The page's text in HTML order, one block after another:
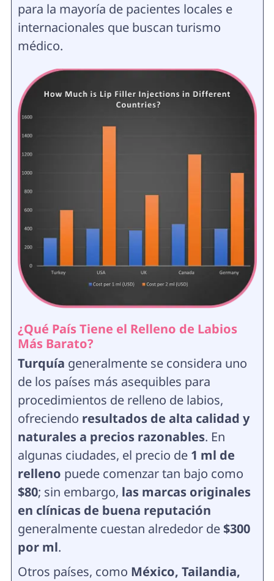
para la mayoría de pacientes locales e
internacionales que buscan turismo
médico.
¿Qué País Tiene el Relleno de Labios
Más Barato?
Turquía generalmente se considera uno
de los países más asequibles para
procedimientos de relleno de labios,
ofreciendo resultados de alta calidad y
naturales a precios razonables. En
algunas ciudades, el precio de 1 ml de
relleno puede comenzar tan bajo como
$80; sin embargo, las marcas originales
en clínicas de buena reputación
generalmente cuestan alrededor de $300
por ml.
Otros países, como México, Tailandia,